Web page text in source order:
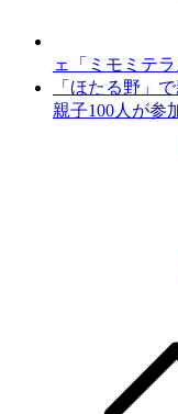
ェ「ミモミテ
「ほたる野」
親子100人が参